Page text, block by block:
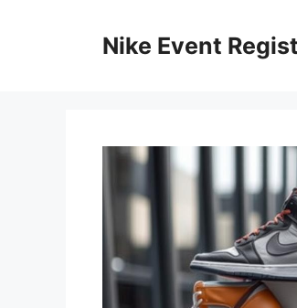
Nike Event